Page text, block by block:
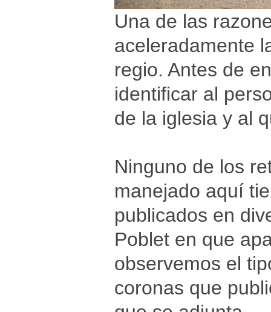
Una de las
aceleradamente
regio. Antes de
identificar al
de la iglesia y al
Ninguno de los
manejado aquí
publicados en
Poblet en que
observemos el
coronas que